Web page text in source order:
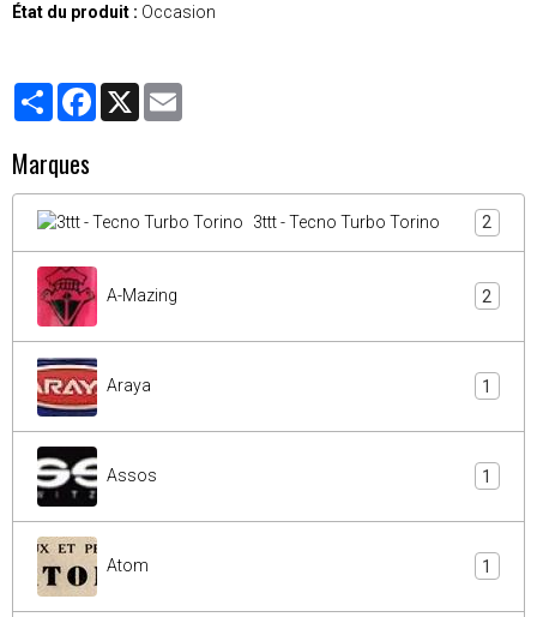
État du produit : Occasion
PartagerFacebook
X
Marques
3ttt - Tecno Turbo Torino 2
A-Mazing 2
Araya 1
Assos 1
Atom 1